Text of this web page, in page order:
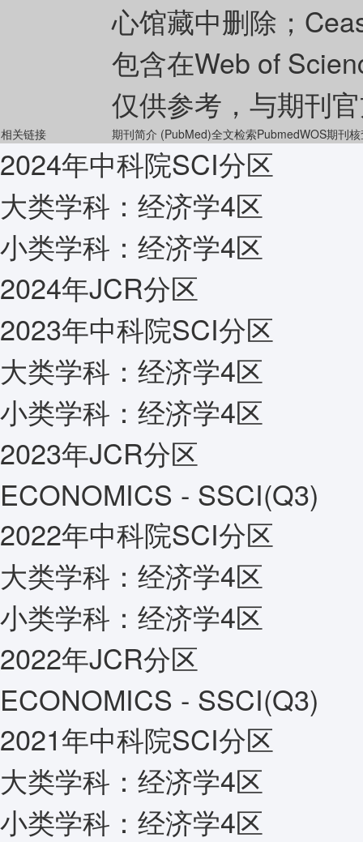
心馆藏中删除；
包含在Web of
仅供参考，与期刊
相关链接 期刊简介 (PubMed)全文检索PubmedWOS期刊
2024年中科院SCI分区
大类学科： 经济学4区
小类学科： 经济学4区
2024年JCR分区
2023年中科院SCI分区
大类学科： 经济学4区
小类学科： 经济学4区
2023年JCR分区
ECONOMICS - SSCI(Q3)
2022年中科院SCI分区
大类学科： 经济学4区
小类学科： 经济学4区
2022年JCR分区
ECONOMICS - SSCI(Q3)
2021年中科院SCI分区
大类学科： 经济学4区
小类学科： 经济学4区